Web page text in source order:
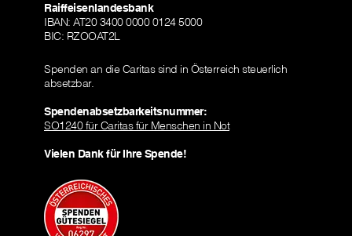
Raiffeisenlandesbank
IBAN: AT20 3400 0000 0124 5000
BIC: RZOOAT2L
Spenden an die Caritas sind in Österreich steuerlich
absetzbar.
Spendenabsetzbarkeitsnummer:
SO1240 für Caritas für Menschen in Not
Vielen Dank für Ihre Spende!